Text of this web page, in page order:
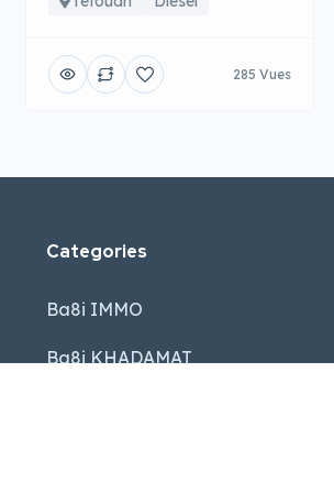
285 Vues
Categories
Ba8i IMMO
Ba8i KHADAMAT